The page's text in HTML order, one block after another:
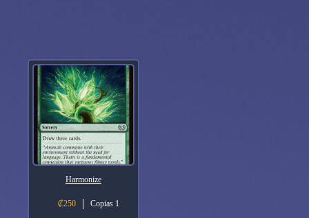
Harmonize
₡250 Copias 1